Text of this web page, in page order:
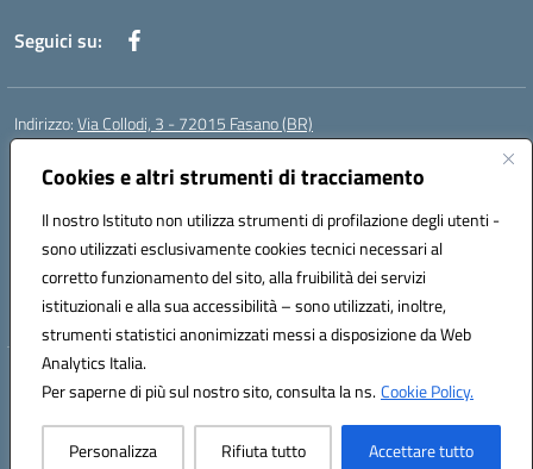
Cookies e altri strumenti di tracciamento
Il nostro Istituto non utilizza strumenti di profilazione degli utenti -
sono utilizzati esclusivamente cookies tecnici necessari al
corretto funzionamento del sito, alla fruibilità dei servizi
istituzionali e alla sua accessibilità – sono utilizzati, inoltre,
strumenti statistici anonimizzati messi a disposizione da Web
Analytics Italia.
Per saperne di più sul nostro sito, consulta la ns.Cookie Policy.
Personalizza Rifiuta tutto Accettare tutto
Seguici su:
Indirizzo:Via Collodi, 3 - 72015 Fasano (BR)
Centralino:
Posta elettronica certificata (PEC):bric839004@pec.istruzione.it
Codice fiscale: 90059320748
Codice meccanografico:BRIC839004
Codice Indice delle Pubbliche Amministrazioni (IPA): istsc_bree02200r
Codice unico di fatturazione (CUF): MIL3BD
Hosting & Powered by 3D Solution S.r.l.
Concept & Design by Designers Italia